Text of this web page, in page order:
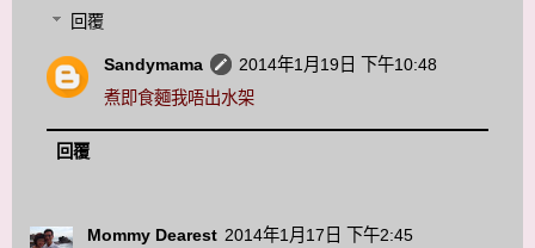
回覆
Sandymama
2014年1月19日 下午10:48
煮即食麵我唔出水架
回覆
Mommy Dearest 2014年1月17日 下午2:45